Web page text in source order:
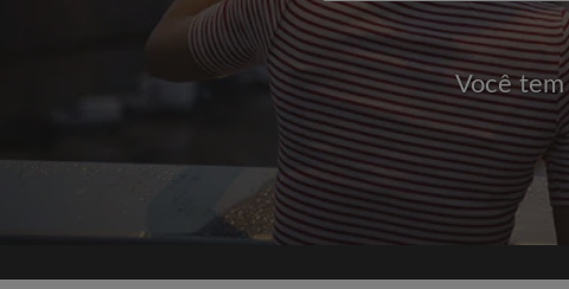
Você
Cadastrar-se com o
Jamais publicaremos na sua
sua
Encontre seu